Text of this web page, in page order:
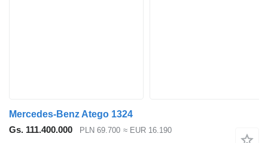
Mercedes-Benz Atego 1324
Gs. 111.400.000
PLN 69.700 ≈ EUR 16.190